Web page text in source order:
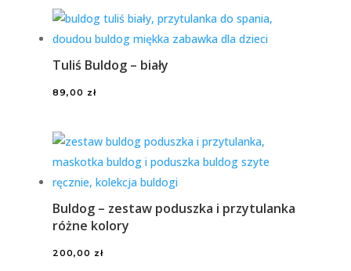
Tuliś Buldog – biały
89,00 zł
Buldog – zestaw poduszka i przytulanka
różne kolory
200,00 zł